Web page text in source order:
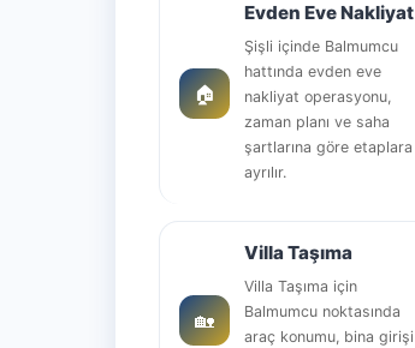
🏠
Evden Eve Nakliyat
Şişli içinde Balmumcu
hattında evden eve
nakliyat operasyonu,
zaman planı ve saha
şartlarına göre etaplara
ayrılır.
🏡
Villa Taşıma
Villa Taşıma için
Balmumcu noktasında
araç konumu, bina girişi